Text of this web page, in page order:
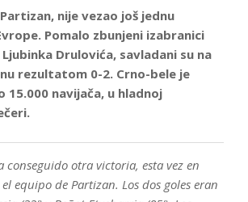
nije vezao još jednu
Pomalo zbunjeni izabranici
Drulovića, savladani su na
rezultatom 0-2. Crno-bele je
15.000 navijača, u hladnoj
conseguido otra victoria, esta vez en
equipo de Partizan. Los dos goles eran